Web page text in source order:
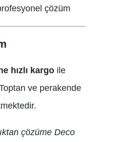
çözüm
hızlı kargo ile
ve perakende
çözüme Deco